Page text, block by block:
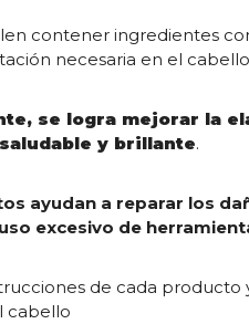
contener ingredientes
necesaria en el
se logra mejorar la
y brillante.
ayudan a reparar los
excesivo de
de cada producto
cabello